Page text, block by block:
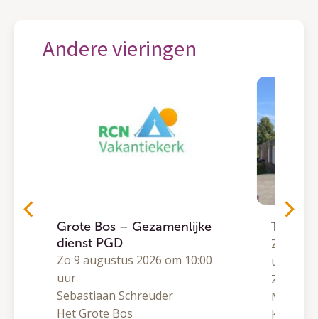
Andere vieringen
Grote Bos – Gezamenlijke
dienst PGD
Zo 9 augustus 2026 om 10:00
uur
Sebastiaan Schreuder
Het Grote Bos
Zo 9
uur
Matthijs